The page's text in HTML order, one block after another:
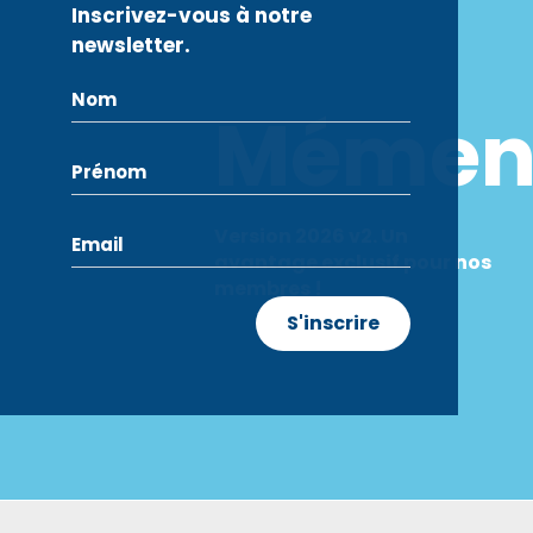
avantage exclusif pour nos
Inscrivez-vous à notre
newsletter.